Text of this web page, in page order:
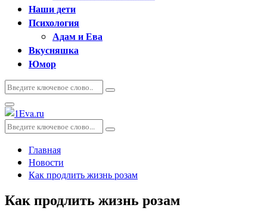
Наши дети
Психология
Адам и Ева
Вкусняшка
Юмор
Искать:
Поиск
Основное
меню
Искать:
Поиск
Главная
Новости
Как продлить жизнь розам
Как продлить жизнь розам